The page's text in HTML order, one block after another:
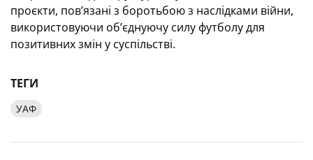
проєкти, пов’язані з боротьбою з наслідками війни,
використовуючи об’єднуючу силу футболу для
позитивних змін у суспільстві.
ТЕГИ
УАФ